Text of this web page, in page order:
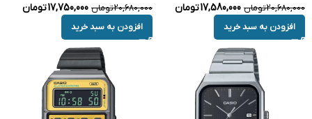
20,680,000تومان 17,580,000تومان
افزودن به سبد خرید
20,680,000تومان 17,750,000تومان
افزودن به سبد خرید